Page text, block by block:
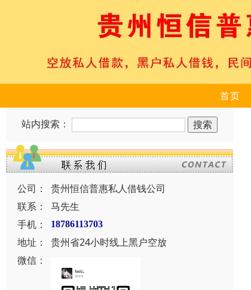
首页
站内搜索：
公司：
贵州恒信普惠私人借钱公司
联系：
马先生
手机：
18786113703
地址：
贵州省24小时线上黑户空放
微信：